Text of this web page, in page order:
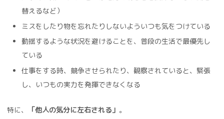
替えるなど）
ミスをしたり物を忘れたりしないよういつも気をつけている
動揺するような状況を避けることを、普段の生活で最優先し
ている
仕事をする時、競争させられたり、観察されていると、緊張
し、いつもの実力を発揮できなくなる
特に、 「他人の気分に左右される」 。